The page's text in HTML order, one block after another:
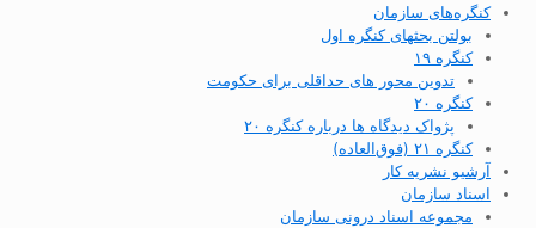
کنگره‌های سازمان
بولتن بحثهای کنگره اول
کنگره ۱۹
تدوین محور های حداقلی برای حکومت
کنگره ۲۰
پژواک دیدگاه ها درباره کنگره ۲۰
کنگره ۲۱ (فوق‌العاده)
آرشیو نشریه کار
اسناد سازمان
مجموعه اسناد درونی سازمان